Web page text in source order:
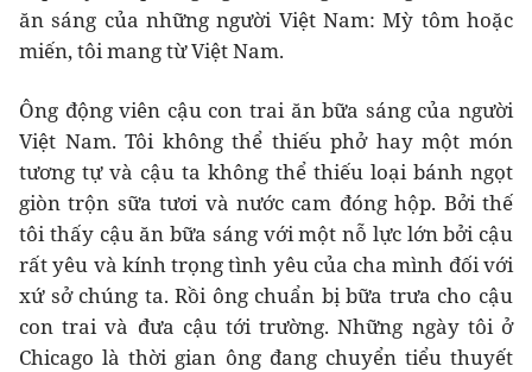
ăn sáng của những người Việt Nam: Mỳ tôm hoặc
miến, tôi mang từ Việt Nam.
Ông động viên cậu con trai ăn bữa sáng của người
Việt Nam. Tôi không thể thiếu phở hay một món
tương tự và cậu ta không thể thiếu loại bánh ngọt
giòn trộn sữa tươi và nước cam đóng hộp. Bởi thế
tôi thấy cậu ăn bữa sáng với một nỗ lực lớn bởi cậu
rất yêu và kính trọng tình yêu của cha mình đối với
xứ sở chúng ta. Rồi ông chuẩn bị bữa trưa cho cậu
con trai và đưa cậu tới trường. Những ngày tôi ở
Chicago là thời gian ông đang chuyển tiểu thuyết